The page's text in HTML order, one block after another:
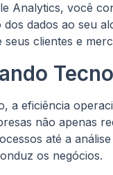
Analytics, você
dados ao seu
seus clientes e
a eficiência
não apenas
até a
os negócios.